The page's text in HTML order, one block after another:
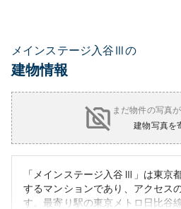
メインステージ入谷Ⅲの
建物情報
まだ物件の写真
建物写真を
「メインステージ入谷Ⅲ」は東京
するマンションであり、アクセス
す。最寄り駅の東京メトロ日比谷